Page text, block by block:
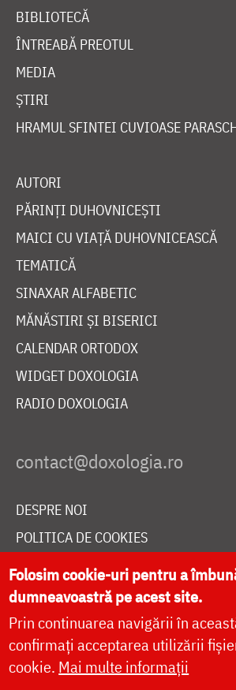
BIBLIOTECĂ
ÎNTREABĂ PREOTUL
MEDIA
ȘTIRI
HRAMUL SFINTEI CUVIOASE
AUTORI
PĂRINȚI DUHOVNICEȘTI
MAICI CU VIAȚĂ DUHOVNICEASCĂ
TEMATICĂ
SINAXAR ALFABETIC
MĂNĂSTIRI ȘI BISERICI
CALENDAR ORTODOX
WIDGET DOXOLOGIA
RADIO DOXOLOGIA
DESPRE NOI
POLITICA DE COOKIES
DONEAZĂ ONLINE PENTRU
LIVE
Folosim cookie-uri pentru a
dumneavoastră pe acest site.
Prin continuarea navigării în
confirmați acceptarea utilizării
cookie. Mai multe informații